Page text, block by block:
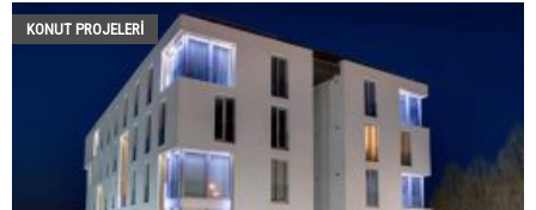
KONUT PROJELERI